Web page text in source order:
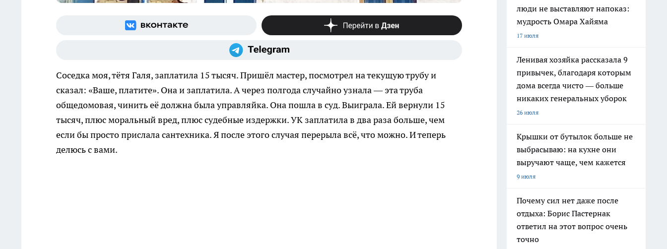
Соседка моя, тётя Галя, заплатила 15 тысяч. Пришёл мастер, посмотрел на текущую трубу и
сказал: «Ваше, платите». Она и заплатила. А через полгода случайно узнала — эта труба
общедомовая, чинить её должна была управляйка. Она пошла в суд. Выиграла. Ей вернули 15
тысяч, плюс моральный вред, плюс судебные издержки. УК заплатила в два раза больше, чем
если бы просто прислала сантехника. Я после этого случая перерыла всё, что можно. И теперь
делюсь с вами.
люди не выставляют напоказ:
мудрость Омара Хайяма
17 июля
Ленивая хозяйка рассказала 9
привычек, благодаря которым
дома всегда чисто — больше
никаких генеральных уборок
26 июля
Крышки от бутылок больше не
выбрасываю: на кухне они
выручают чаще, чем кажется
9 июля
Почему сил нет даже после
отдыха: Борис Пастернак
ответил на этот вопрос очень
точно